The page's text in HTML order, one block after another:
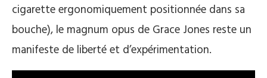
cigarette ergonomiquement positionnée dans sa
bouche), le magnum opus de Grace Jones reste un
manifeste de liberté et d’expérimentation.